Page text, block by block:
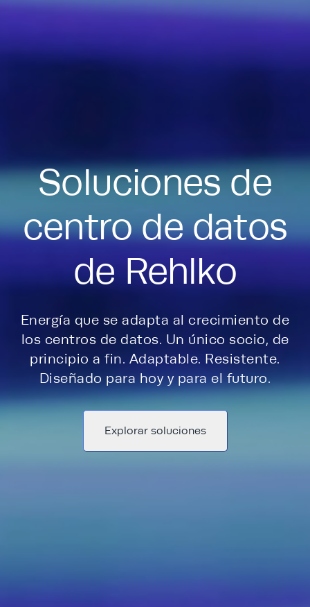
Soluciones de
centro de datos
de Rehlko
Energía que se adapta al crecimiento de
los centros de datos. Un único socio, de
principio a fin. Adaptable. Resistente.
Diseñado para hoy y para el futuro.
Explorar soluciones